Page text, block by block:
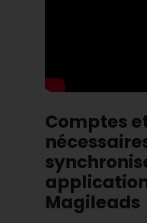
Comptes
Magileads